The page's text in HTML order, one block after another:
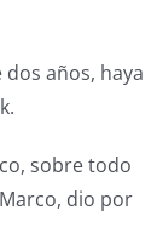
dos años, haya
sobre todo
dio por